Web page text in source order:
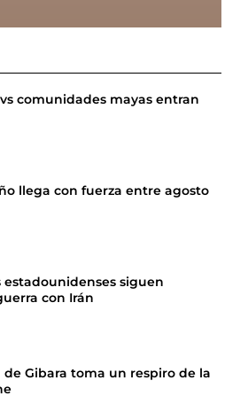
comunidades mayas entran
llega con fuerza entre agosto
estadounidenses siguen
con Irán
Gibara toma un respiro de la